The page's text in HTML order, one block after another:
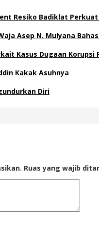
Resiko Badiklat
Asep N. Mulyana
Kasus Dugaan Korupsi
Kakak Asuhnya
Diri
Ruas yang wajib